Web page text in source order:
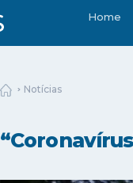
Home
Notícias